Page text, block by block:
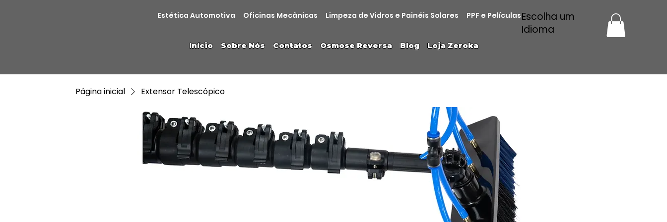
Estética Automotiva Oficinas Mecânicas Limpeza de Vidros e Painéis Solares PPF e PelículasEscolha um
Idioma
Início Sobre Nós Contatos Osmose Reversa Blog Loja Zeroka
Página inicial Extensor Telescópico